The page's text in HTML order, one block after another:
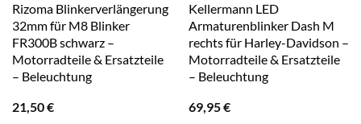
Rizoma Blinkerverlängerung
32mm für M8 Blinker
FR300B schwarz –
Motorradteile & Ersatzteile
– Beleuchtung
21,50€
Kellermann LED
Armaturenblinker Dash M
rechts für Harley-Davidson –
Motorradteile & Ersatzteile
– Beleuchtung
69,95€